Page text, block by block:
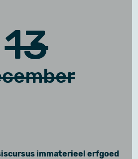
13
immaterieel erfgoed